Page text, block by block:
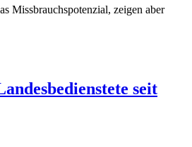
Missbrauchspotenzial, zeigen aber
seit